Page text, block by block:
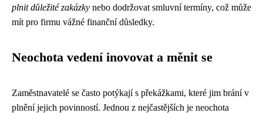
plnit důležité zakázky nebo dodržovat smluvní termíny, což může
mít pro firmu vážné finanční důsledky.
Neochota vedení inovovat a měnit se
Zaměstnavatelé se často potýkají s překážkami, které jim brání v
plnění jejich povinností. Jednou z nejčastějších je neochota